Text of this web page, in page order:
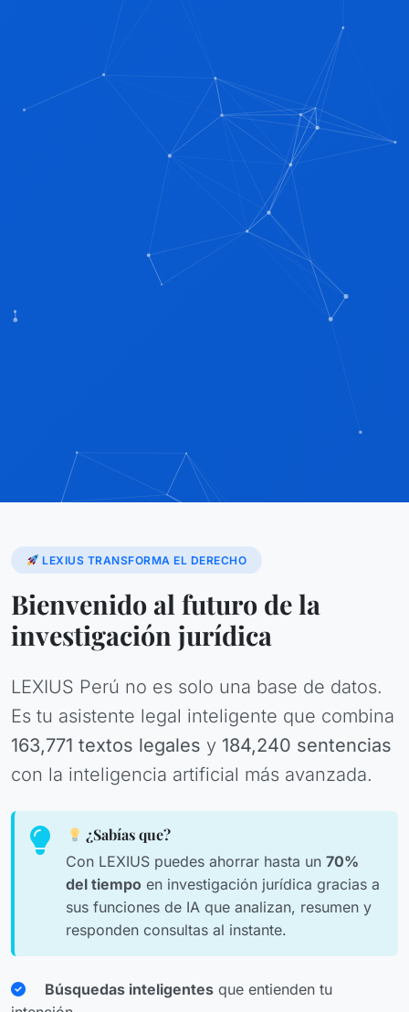
LEXIUS TRANSFORMA EL DERECHO
Bienvenido al futuro de la
investigación jurídica
LEXIUS Perú no es solo una base de datos.
Es tu asistente legal inteligente que combina
163,771 textos legales y 184,240 sentencias
con la inteligencia artificial más avanzada.
¿Sabías que?
Con LEXIUS puedes ahorrar hasta un 70%
del tiempo en investigación jurídica gracias a
sus funciones de IA que analizan, resumen y
responden consultas al instante.
Búsquedas inteligentes que entienden tu